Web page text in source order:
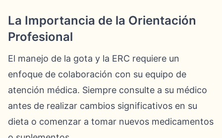
La Importancia de la Orientación
Profesional
El manejo de la gota y la ERC requiere un
enfoque de colaboración con su equipo de
atención médica. Siempre consulte a su médico
antes de realizar cambios significativos en su
dieta o comenzar a tomar nuevos medicamentos